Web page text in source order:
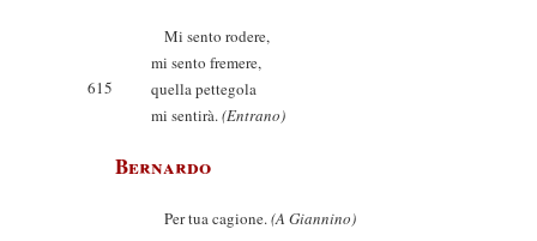
Mi sento rodere,
mi sento fremere,
615
quella pettegola
mi sentirà.(Entrano)
Bernardo
Per tua cagione.(A Giannino)